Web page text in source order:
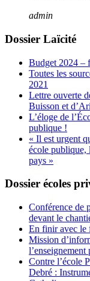
admin
Dossier Laïcité
Budget 2024 –
Toutes les
2021
Lettre ouverte
Buisson et
L’éloge de
publique !
« Il est urgent
école publique,
pays »
Dossier écoles
Conférence de
devant le
En finir avec le
Mission
Contre l’école
Debré :